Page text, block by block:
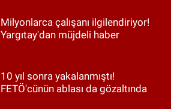
Milyonlarca çalışanı ilgilendiriyor!
Yargıtay'dan müjdeli haber
10 yıl sonra yakalanmıştı!
FETÖ'cünün ablası da gözaltında